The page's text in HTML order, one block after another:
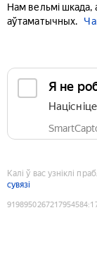
Нам вельмі
аўтаматычных.
Я не
Калі ў вас узніклі
сувязі
9198950267217954584: